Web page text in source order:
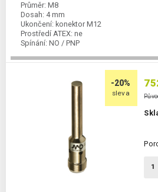
Průměr: M8
Dosah: 4 mm
Ukončení: konektor M12
Prostředí ATEX: ne
Spínání: NO / PNP
-20%
sleva